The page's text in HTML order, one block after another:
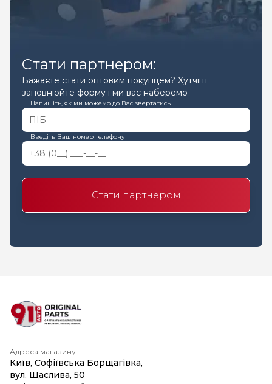
Стати партнером:
Бажаєте стати оптовим покупцем? Хутчіш
заповнюйте форму і ми вас наберемо
Напишіть, як ми можемо до Вас звертатись
Введіть Ваш номер телефону
Стати партнером
Адреса магазину
Київ, Софіївська Борщагівка,
вул. Щаслива, 50